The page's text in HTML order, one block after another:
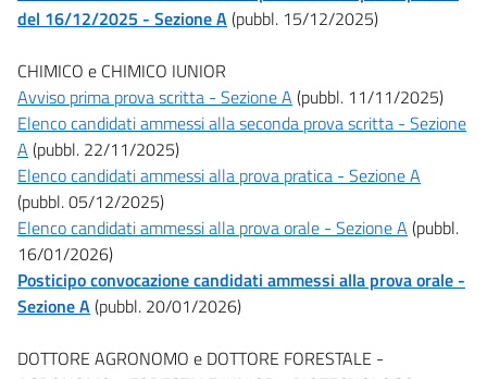
del 16/12/2025 - Sezione A(pubbl. 15/12/2025)
CHIMICO e CHIMICO IUNIOR
Avviso prima prova scritta - Sezione A (pubbl. 11/11/2025)
Elenco candidati ammessi alla seconda prova scritta - Sezione
A (pubbl. 22/11/2025)
Elenco candidati ammessi alla prova pratica - Sezione A
(pubbl. 05/12/2025)
Elenco candidati ammessi alla prova orale - Sezione A (pubbl.
16/01/2026)
Posticipo convocazione candidati ammessi alla prova orale -
Sezione A(pubbl. 20/01/2026)
DOTTORE AGRONOMO e DOTTORE FORESTALE -